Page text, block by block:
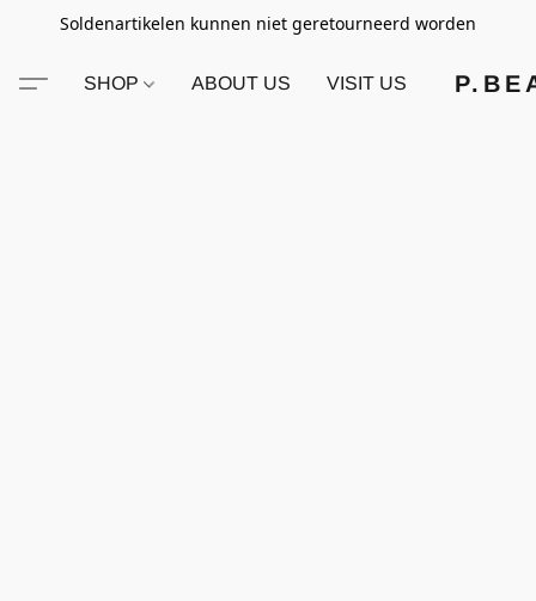
Soldenartikelen kunnen niet geretourneerd worden
SHOP ABOUT US VISIT US